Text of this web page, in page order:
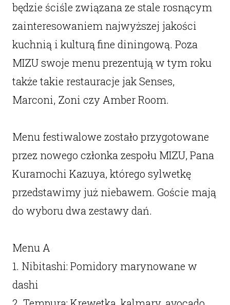
będzie ściśle związana ze stale rosnącym
zainteresowaniem najwyższej jakości
kuchnią i kulturą fine diningową. Poza
MIZU swoje menu prezentują w tym roku
także takie restauracje jak Senses,
Marconi, Zoni czy Amber Room.
Menu festiwalowe zostało przygotowane
przez nowego członka zespołu MIZU, Pana
Kuramochi Kazuya, którego sylwetkę
przedstawimy już niebawem. Goście mają
do wyboru dwa zestawy dań.
Menu A
1. Nibitashi: Pomidory marynowane w
dashi